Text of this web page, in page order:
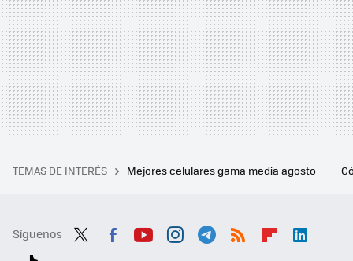
TEMAS DE INTERÉS Mejores celulares gama media agosto
Síguenos